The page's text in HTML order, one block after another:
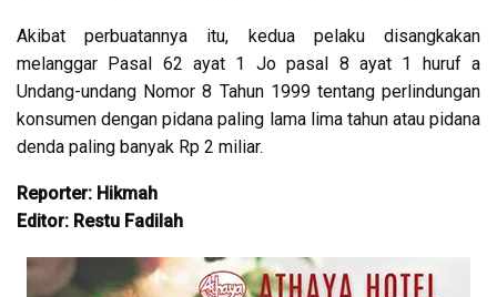
Akibat perbuatannya itu, kedua pelaku disangkakan
melanggar Pasal 62 ayat 1 Jo pasal 8 ayat 1 huruf a
Undang-undang Nomor 8 Tahun 1999 tentang perlindungan
konsumen dengan pidana paling lama lima tahun atau pidana
denda paling banyak Rp 2 miliar.
Reporter: Hikmah
Editor: Restu Fadilah